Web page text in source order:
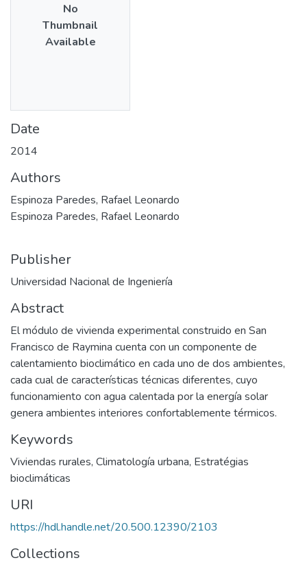
No
Thumbnail
Available
Date
2014
Authors
Espinoza Paredes, Rafael Leonardo
Espinoza Paredes, Rafael Leonardo
Publisher
Universidad Nacional de Ingeniería
Abstract
El módulo de vivienda experimental construido en San
Francisco de Raymina cuenta con un componente de
calentamiento bioclimático en cada uno de dos ambientes,
cada cual de características técnicas diferentes, cuyo
funcionamiento con agua calentada por la energía solar
genera ambientes interiores confortablemente térmicos.
Keywords
Viviendas rurales, Climatología urbana, Estratégias
bioclimáticas
URI
https://hdl.handle.net/20.500.12390/2103
Collections